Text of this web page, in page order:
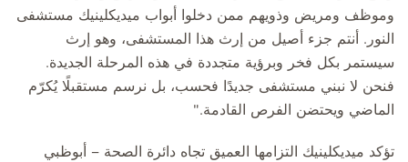
وموظف ومريض وذويهم ممن دخلوا أبواب ميديكلينيك مستشفى
النور. أنتم جزء أصيل من إرث هذا المستشفى، وهو إرث
سيستمر بكل فخر وبرؤية متجددة في هذه المرحلة الجديدة.
فنحن لا نبني مستشفى جديدًا فحسب، بل نرسم مستقبلًا يُكرّم
الماضي ويحتضن الفرص القادمة."
تؤكد ميديكلينيك التزامها العميق تجاه دائرة الصحة – أبوظبي